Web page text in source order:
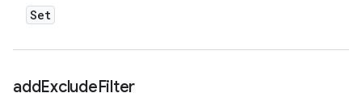
Set
addExcludeFilter